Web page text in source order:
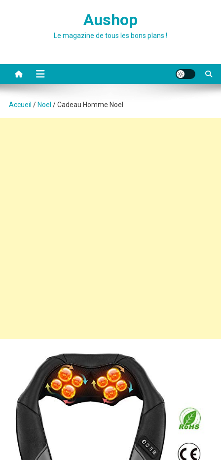
Aushop
Le magazine de tous les bons plans !
Accueil / Noel / Cadeau Homme Noel